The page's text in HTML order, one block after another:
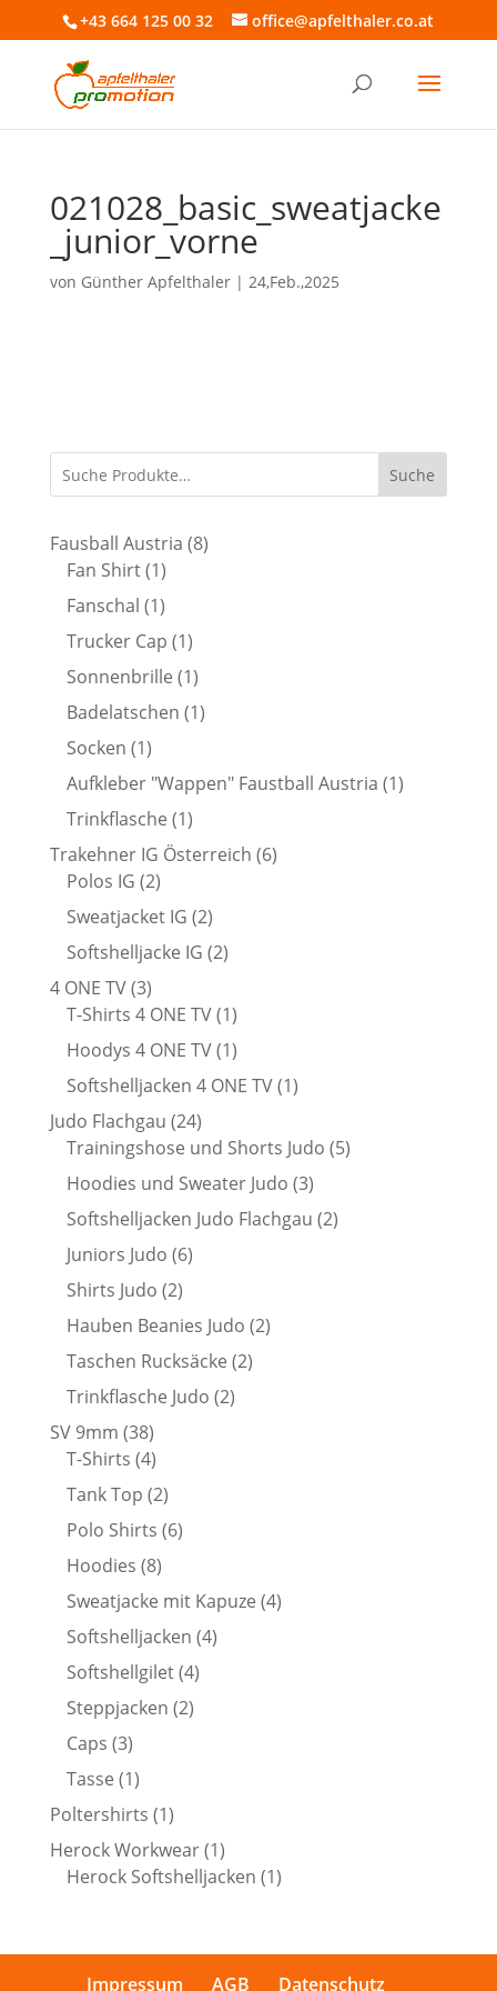
+43 664 125 00 32 office@apfelthaler.co.at
021028_basic_sweatjacke
_junior_vorne
von Günther Apfelthaler| 24,Feb.,2025
Suche
Fausball Austria 88
Fan Shirt 11
Produkt
Fanschal 11
Produkt
Trucker Cap 11
Produkt
Sonnenbrille 11
Produkt
Badelatschen 11
Socken 11
Produkt
Aufkleber "Wappen" Faustball Austria 11
Trinkflasche 11
Produkt
Trakehner IG Österreich 66
Polos IG 22
Produkte
Sweatjacket IG 22
Produkte
Softshelljacke IG 22
4 ONE TV 33
Produkte
T-Shirts 4 ONE TV 11
Produkt
Hoodys 4 ONE TV 11
Produkt
Softshelljacken 4 ONE TV 11
Judo Flachgau 2424
Produkte
Trainingshose und Shorts Judo 55
Hoodies und Sweater Judo 33
Produkte
Softshelljacken Judo Flachgau 22
Juniors Judo 66
Shirts Judo 22
Produkte
Hauben Beanies Judo 22
Taschen Rucksäcke 22
Trinkflasche Judo 22
SV 9mm 3838
Produkte
T-Shirts 44
Produkte
Tank Top 22
Produkte
Polo Shirts 66
Hoodies 88
Produkte
Sweatjacke mit Kapuze 44
Softshelljacken 44
Softshellgilet 44
Steppjacken 22
Caps 33
Produkte
Tasse 11
Produkt
Poltershirts 11
Produkt
Herock Workwear 11
Produkt
Herock Softshelljacken 11
Impressum AGB Datenschutz